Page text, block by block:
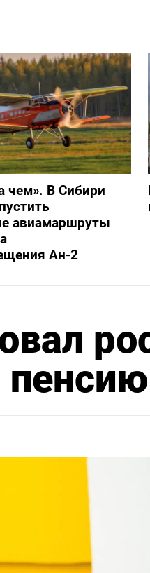
чем». В Сибири
авиамаршруты
Ан-2